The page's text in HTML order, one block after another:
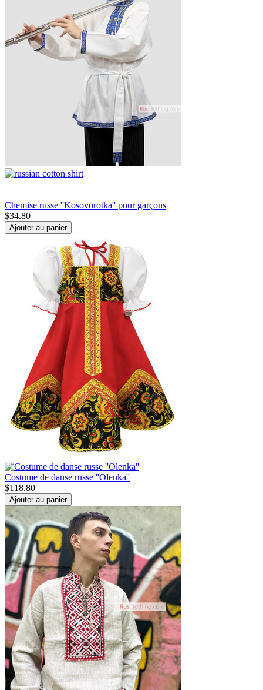
Chemise russe ''Kosovorotka'' pour garçons
$34.80
Ajouter au panier
Costume de danse russe ''Olenka''
$118.80
Ajouter au panier